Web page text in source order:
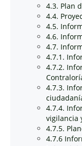
4.3. Plan
4.4.
4.5.
4.6.
4.7.
4.7.1.
4.7.2.
4.7.3.
4.7.4.
vigilancia
4.7.5.
4.7.6